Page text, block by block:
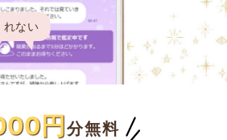
れない
円分無料